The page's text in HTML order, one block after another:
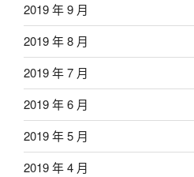
2019 年 9 月
2019 年 8 月
2019 年 7 月
2019 年 6 月
2019 年 5 月
2019 年 4 月